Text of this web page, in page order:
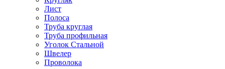
Лист
Полоса
Труба круглая
Труба профильная
Уголок Стальной
Швелер
Проволока